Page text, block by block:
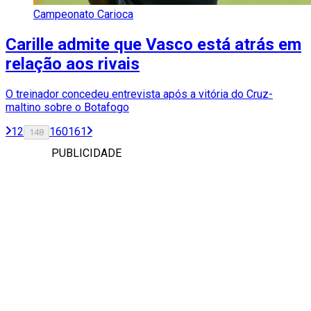
Campeonato Carioca
Carille admite que Vasco está atrás em
relação aos rivais
O treinador concedeu entrevista após a vitória do Cruz-
maltino sobre o Botafogo
12 148 160161
PUBLICIDADE